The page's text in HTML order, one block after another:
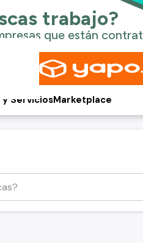
y ServiciosMarketplace